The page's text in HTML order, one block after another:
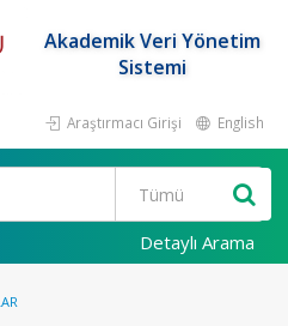
Akademik Veri Yönetim
Sistemi
Araştırmacı Girişi English
Detaylı Arama